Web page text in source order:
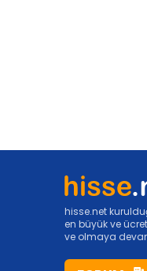
hisse.net
en büyük ve
ve olmaya